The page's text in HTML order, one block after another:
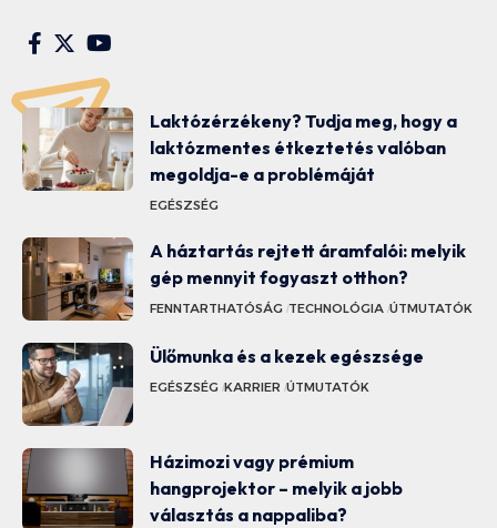
Laktózérzékeny? Tudja meg, hogy a
laktózmentes étkeztetés valóban
megoldja-e a problémáját
EGÉSZSÉG
A háztartás rejtett áramfalói: melyik
gép mennyit fogyaszt otthon?
FENNTARTHATÓSÁG TECHNOLÓGIA ÚTMUTATÓK
Ülőmunka és a kezek egészsége
EGÉSZSÉG KARRIER ÚTMUTATÓK
Házimozi vagy prémium
hangprojektor – melyik a jobb
választás a nappaliba?